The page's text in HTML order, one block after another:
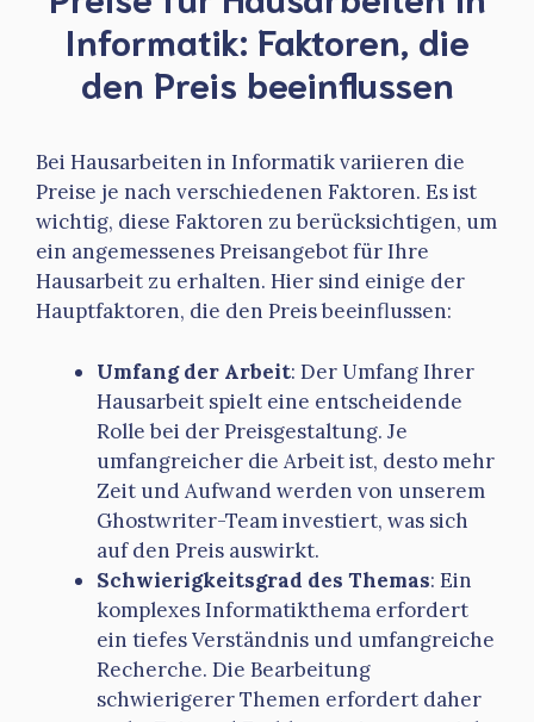
Informatik: Faktoren, die
den Preis beeinflussen
Bei Hausarbeiten in Informatik variieren die
Preise je nach verschiedenen Faktoren. Es ist
wichtig, diese Faktoren zu berücksichtigen, um
ein angemessenes Preisangebot für Ihre
Hausarbeit zu erhalten. Hier sind einige der
Hauptfaktoren, die den Preis beeinflussen:
Umfang der Arbeit: Der Umfang Ihrer
Hausarbeit spielt eine entscheidende
Rolle bei der Preisgestaltung. Je
umfangreicher die Arbeit ist, desto mehr
Zeit und Aufwand werden von unserem
Ghostwriter-Team investiert, was sich
auf den Preis auswirkt.
Schwierigkeitsgrad des Themas: Ein
komplexes Informatikthema erfordert
ein tiefes Verständnis und umfangreiche
Recherche. Die Bearbeitung
schwierigerer Themen erfordert daher